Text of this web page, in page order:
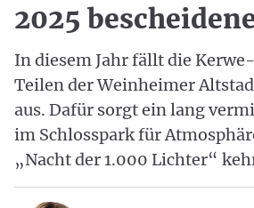
2025
In diesem Jahr fällt die
Teilen der Weinheimer
aus. Dafür sorgt ein lang
im Schlosspark für
„Nacht der 1.000 Lichter“